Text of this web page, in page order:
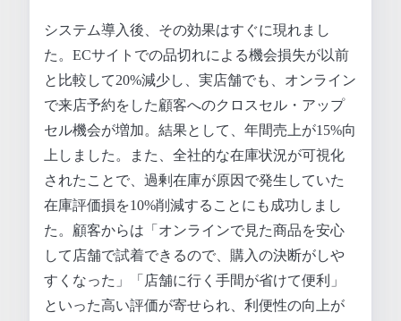
システム導入後、その効果はすぐに現れまし
た。ECサイトでの品切れによる機会損失が以前
と比較して20%減少し、実店舗でも、オンライン
で来店予約をした顧客へのクロスセル・アップ
セル機会が増加。結果として、年間売上が15%向
上しました。また、全社的な在庫状況が可視化
されたことで、過剰在庫が原因で発生していた
在庫評価損を10%削減することにも成功しまし
た。顧客からは「オンラインで見た商品を安心
して店舗で試着できるので、購入の決断がしや
すくなった」「店舗に行く手間が省けて便利」
といった高い評価が寄せられ、利便性の向上が